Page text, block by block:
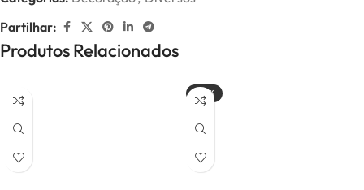
Partilhar:
Produtos Relacionados
-20%